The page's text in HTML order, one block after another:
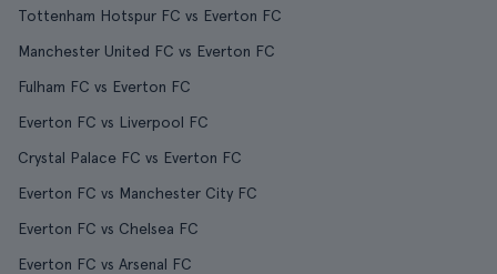
Tottenham Hotspur FC vs Everton FC
Manchester United FC vs Everton FC
Fulham FC vs Everton FC
Everton FC vs Liverpool FC
Crystal Palace FC vs Everton FC
Everton FC vs Manchester City FC
Everton FC vs Chelsea FC
Everton FC vs Arsenal FC